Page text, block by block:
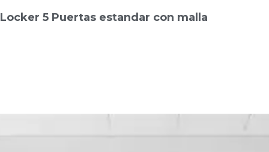
Locker 5 Puertas estandar con malla